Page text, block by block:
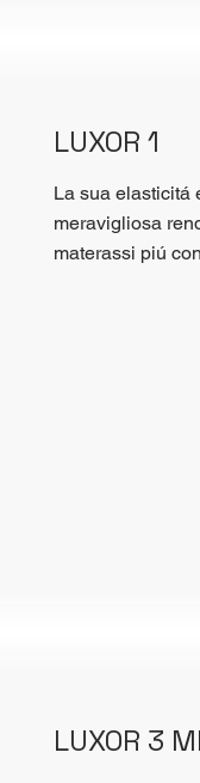
LUXOR 1
La sua elasticitá
meravigliosa
materassi piú
LUXOR 3